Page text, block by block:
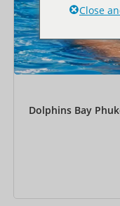
Dolphins Bay
Close